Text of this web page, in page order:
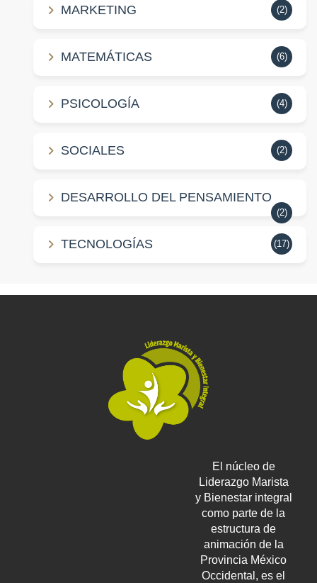
MARKETING (2)
MATEMÁTICAS (6)
PSICOLOGÍA (4)
SOCIALES (2)
DESARROLLO DEL PENSAMIENTO
(2)
TECNOLOGÍAS (17)
El núcleo de
Liderazgo Marista
y Bienestar integral
como parte de la
estructura de
animación de la
Provincia México
Occidental, es el